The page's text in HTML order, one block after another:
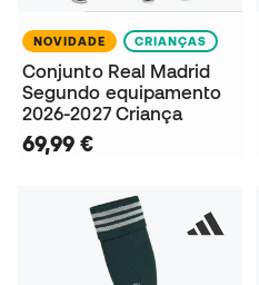
NOVIDADE CRIANÇAS
Conjunto Real Madrid
Segundo equipamento
2026-2027 Criança
69,99 €